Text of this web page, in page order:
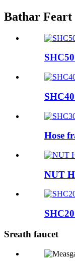
Bathar Feart
Hose
NUT
Sreath faucet